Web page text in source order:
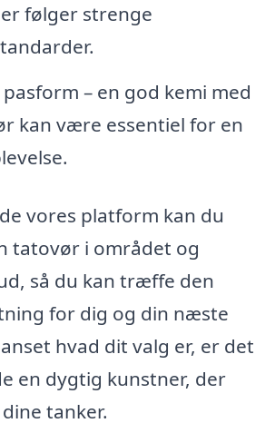
følger strenge
– en god kemi med
kan være essentiel for en
vores platform kan du
tatovør i området og
så du kan træffe den
for dig og din næste
hvad dit valg er, er det
en dygtig kunstner, der
tanker.